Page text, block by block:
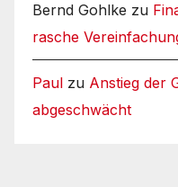
Bernd Gohlke zu
rasche
Paul zu Anstieg der
abgeschwächt